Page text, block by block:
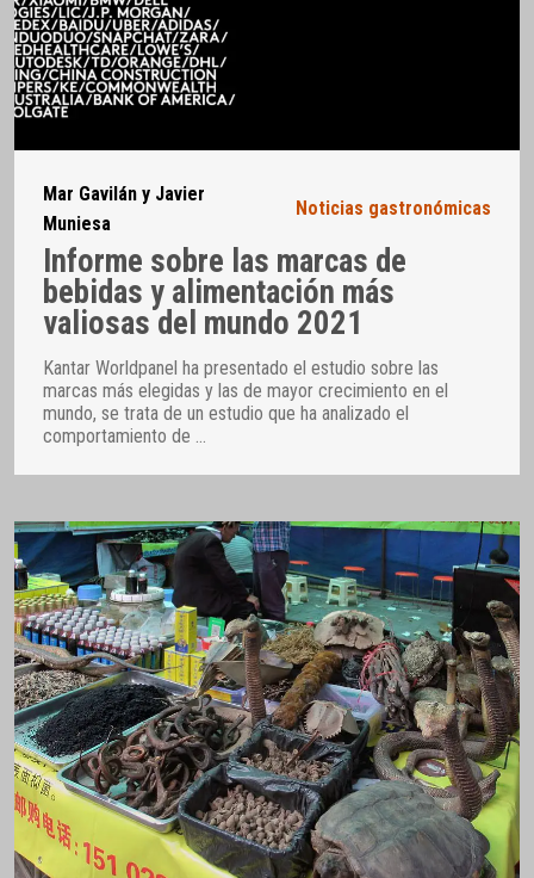
Mar Gavilán y Javier
Muniesa
Noticias gastronómicas
Informe sobre las marcas de
bebidas y alimentación más
valiosas del mundo 2021
Kantar Worldpanel ha presentado el estudio sobre las
marcas más elegidas y las de mayor crecimiento en el
mundo, se trata de un estudio que ha analizado el
comportamiento de